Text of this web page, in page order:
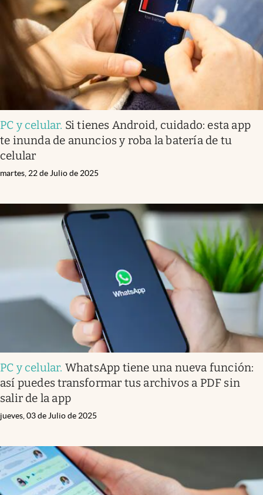
Espiritualidad
Mediakit
abre en nueva pestaña
México
PC y celular. Si tienes Android, cuidado: esta app
te inunda de anuncios y roba la batería de tu
celular
martes, 22 de Julio de 2025
PC y celular. WhatsApp tiene una nueva función:
así puedes transformar tus archivos a PDF sin
salir de la app
jueves, 03 de Julio de 2025